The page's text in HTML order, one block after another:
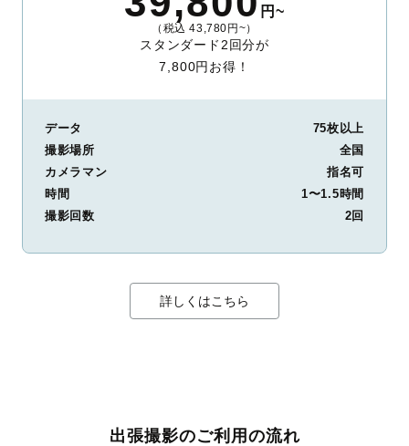
円~
（税込 43,780円~）
スタンダード2回分が
7,800円お得！
データ
75枚以上
撮影場所
全国
カメラマン
指名可
時間
1〜1.5時間
撮影回数
2回
詳しくはこちら
出張撮影のご利用の流れ